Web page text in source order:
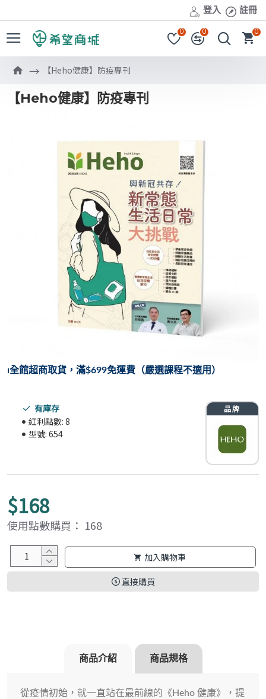
登入 註冊
0 0 0
【Heho健康】防疫專刊
【Heho健康】防疫專刊
⏐全館超商取貨，滿$699免運費（嚴選課程不適用）
有庫存
紅利點數: 8
型號: 654
$168
使用點數購買： 168
加入購物車
直接購買
商品介紹 商品規格
從疫情初始，就一直站在最前線的《Heho 健康》，提